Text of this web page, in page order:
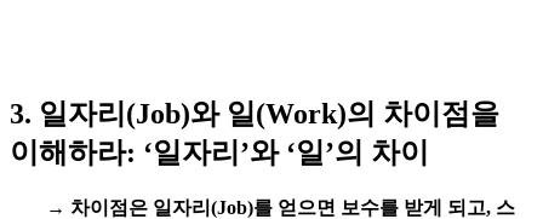
3. 일자리(Job)와 일(Work)의 차이점을
이해하라: ‘일자리’와 ‘일’의 차이
→ 차이점은 일자리(Job)를 얻으면 보수를 받게 되고, 스